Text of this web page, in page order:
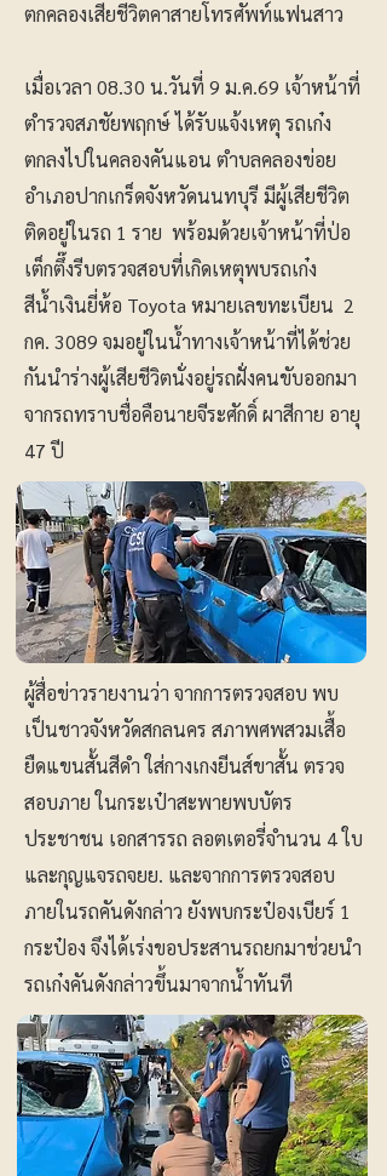
ตกคลองเสียชีวิตคาสายโทรศัพท์แฟนสาว
เมื่อเวลา 08.30 น.วันที่ 9 ม.ค.69 เจ้าหน้าที่
ตำรวจสภชัยพฤกษ์ ได้รับแจ้งเหตุ รถเก๋ง
ตกลงไปในคลองคันแอน ตำบลคลองข่อย
อำเภอปากเกร็ดจังหวัดนนทบุรี มีผู้เสียชีวิต
ติดอยู่ในรถ 1 ราย พร้อมด้วยเจ้าหน้าที่ป่อ
เต็กตึ๊งรีบตรวจสอบที่เกิดเหตุพบรถเก๋ง
สีน้ำเงินยี่ห้อ Toyota หมายเลขทะเบียน 2
กค. 3089 จมอยู่ในน้ำทางเจ้าหน้าที่ได้ช่วย
กันนำร่างผู้เสียชีวิตนั่งอยู่รถฝั่งคนขับออกมา
จากรถทราบชื่อคือนายจีระศักดิ์ ผาสีกาย อายุ
47 ปี
ผู้สื่อข่าวรายงานว่า จากการตรวจสอบ พบ
เป็นชาวจังหวัดสกลนคร สภาพศพสวมเสื้อ
ยืดแขนสั้นสีดำ ใส่กางเกงยีนส์ขาสั้น ตรวจ
สอบภาย ในกระเป๋าสะพายพบบัตร
ประชาชน เอกสารรถ ลอตเตอรี่จำนวน 4 ใบ
และกุญแจรถจยย. และจากการตรวจสอบ
ภายในรถคันดังกล่าว ยังพบกระป๋องเบียร์ 1
กระป๋อง จึงได้เร่งขอประสานรถยกมาช่วยนำ
รถเก๋งคันดังกล่าวขึ้นมาจากน้ำทันที